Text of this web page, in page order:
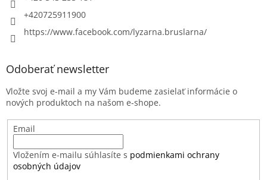
+420725911900
https://www.facebook.com/lyzarna.bruslarna/
Odoberať newsletter
Vložte svoj e-mail a my Vám budeme zasielať informácie o
nových produktoch na našom e-shope.
Email
Vložením e-mailu súhlasíte s podmienkami ochrany
osobných údajov